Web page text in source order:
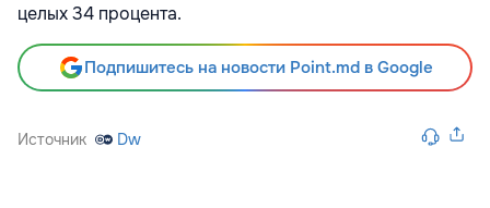
целых 34 процента.
Подпишитесь на новости Point.md в Google
Источник Dw